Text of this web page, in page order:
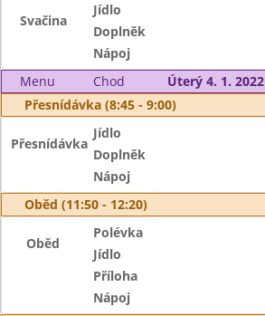
Svačina
Jídlo
Doplněk
Nápoj
Menu
Chod
Úterý 4. 1. 2022
Přesnídávka (8:45 - 9:00)
Přesnídávka
Jídlo
Doplněk
Nápoj
Oběd (11:50 - 12:20)
Oběd
Polévka
Jídlo
Příloha
Nápoj